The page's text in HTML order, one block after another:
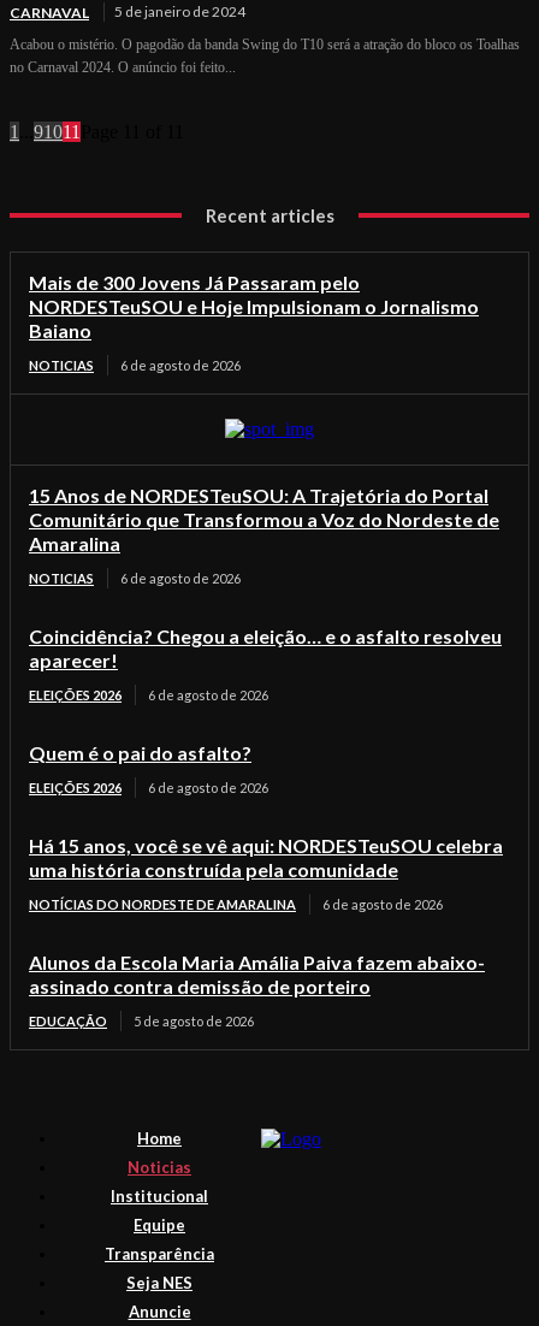
CARNAVAL 5 de janeiro de 2024
Acabou o mistério. O pagodão da banda Swing do T10 será a atração do bloco os Toalhas
no Carnaval 2024. O anúncio foi feito...
1 91011
Recent articles
Mais de 300 Jovens Já Passaram pelo
NORDESTeuSOU e Hoje Impulsionam o Jornalismo
Baiano
NOTICIAS 6 de agosto de 2026
15 Anos de NORDESTeuSOU: A Trajetória do Portal
Comunitário que Transformou a Voz do Nordeste de
Amaralina
NOTICIAS 6 de agosto de 2026
Coincidência? Chegou a eleição… e o asfalto resolveu
aparecer!
ELEIÇÕES 2026 6 de agosto de 2026
Quem é o pai do asfalto?
ELEIÇÕES 2026 6 de agosto de 2026
Há 15 anos, você se vê aqui: NORDESTeuSOU celebra
uma história construída pela comunidade
NOTÍCIAS DO NORDESTE DE AMARALINA 6 de agosto de 2026
Alunos da Escola Maria Amália Paiva fazem abaixo-
assinado contra demissão de porteiro
EDUCAÇÃO 5 de agosto de 2026
Home
Noticias
Institucional
Equipe
Transparência
Seja NES
Anuncie